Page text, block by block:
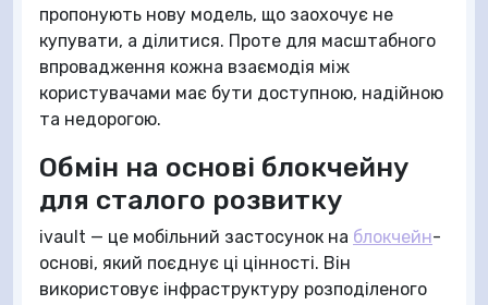
пропонують нову модель, що заохочує не
купувати, а ділитися. Проте для масштабного
впровадження кожна взаємодія між
користувачами має бути доступною, надійною
та недорогою.
Обмін на основі блокчейну
для сталого розвитку
ivault — це мобільний застосунок на блокчейн-
основі, який поєднує ці цінності. Він
використовує інфраструктуру розподіленого